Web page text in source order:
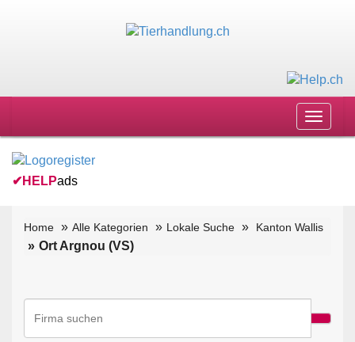
Toggle
✔ HELPads
Home Alle Kategorien Lokale Suche Kanton Wallis
Ort Argnou (VS)